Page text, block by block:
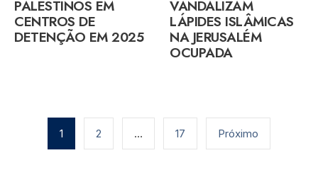
VANDALIZAM
LÁPIDES ISLÂMICAS
NA JERUSALÉM
OCUPADA
PALESTINOS EM
CENTROS DE
DETENÇÃO EM 2025
Paginação
1 2 … 17 Próximo